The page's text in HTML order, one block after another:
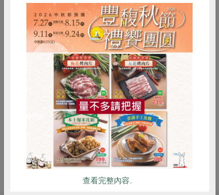
長時間浸漬，讓牛肉更入味。
3. 簡單加熱就可上桌，方便上班族的
家庭使用。
4. 使用合作社指定原料(以*表示)製
作。
產品解凍後，以熱水浸泡，或將產品
到入碗盤中，以微波爐加熱
注意事項
本品含有大豆、含麩質之穀物及其製
品，對其過敏者請勿食用
其他標示
非供即食, 應充分加熱
RPET 食譜 減硝酸鹽
雞蛋 食安 共同購買
查看完整內容..